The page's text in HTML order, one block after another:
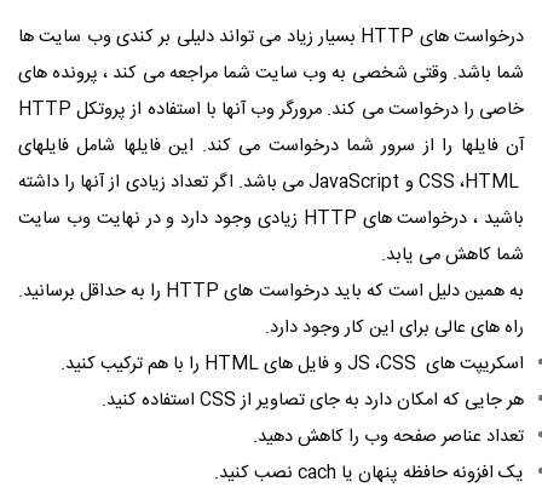
درخواست های HTTP بسیار زیاد می تواند دلیلی بر کندی وب سایت ها
شما باشد. وقتی شخصی به وب سایت شما مراجعه می کند ، پرونده های
خاصی را درخواست می کند. مرورگر وب آنها با استفاده از پروتکل HTTP
آن فایلها را از سرور شما درخواست می کند. این فایلها شامل فایلهای
HTML، CSSو JavaScriptمی باشد. اگر تعداد زیادی از آنها را داشته
باشید ، درخواست های HTTP زیادی وجود دارد و در نهایت وب سایت
شما کاهش می یابد.
به همین دلیل است که باید درخواست های HTTP را به حداقل برسانید.
راه های عالی برای این کار وجود دارد.
اسکریپت های CSS، JSو فایل هایHTML را با هم ترکیب کنید.
هر جایی که امکان دارد به جای تصاویر ازCSS استفاده کنید.
تعداد عناصر صفحه وب را کاهش دهید.
یک افزونه حافظه پنهان یا cach نصب کنید.